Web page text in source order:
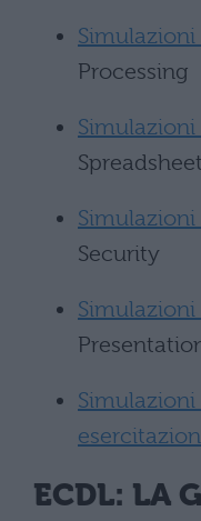
Simulazioni
Processing
Simulazioni
Simulazioni
Security
Simulazioni
Simulazioni
ECDL: LA